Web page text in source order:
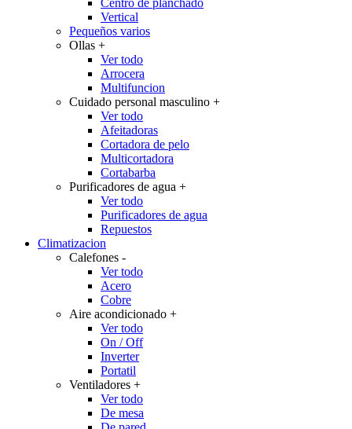
Centro de planchado
Vertical
Pequeños varios
Ollas +
Ver todo
Arrocera
Multifuncion
Cuidado personal masculino +
Ver todo
Afeitadoras
Cortadora de pelo
Multicortadora
Cortabarba
Purificadores de agua +
Ver todo
Purificadores de agua
Repuestos
Climatizacion
Calefones -
Ver todo
Acero
Cobre
Aire acondicionado +
Ver todo
On / Off
Inverter
Portatil
Ventiladores +
Ver todo
De mesa